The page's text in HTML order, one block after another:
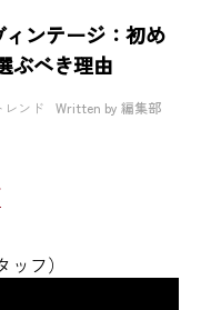
ンテージ：初め
ぶべき理由
レンド Written by 編集部
フ）